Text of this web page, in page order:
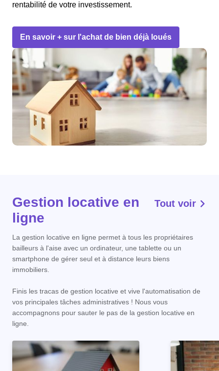
rentabilité de votre investissement.
En savoir + sur l'achat de bien déjà loués
Gestion locative en
ligne
Tout voir
La gestion locative en ligne permet à tous les propriétaires
bailleurs à l'aise avec un ordinateur, une tablette ou un
smartphone de gérer seul et à distance leurs biens
immobiliers.
Finis les tracas de gestion locative et vive l'automatisation de
vos principales tâches administratives ! Nous vous
accompagnons pour sauter le pas de la gestion locative en
ligne.